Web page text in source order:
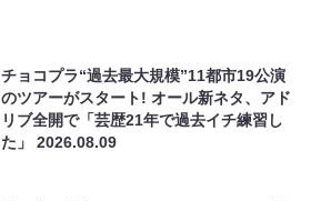
チョコプラ“過去最大規模”11都市19公演
のツアーがスタート! オール新ネタ、アド
リブ全開で「芸歴21年で過去イチ練習し
た」2026.08.09